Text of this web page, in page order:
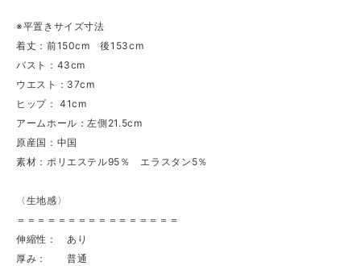
※平置きサイズ寸法
着丈：前150cm 後153cm
バスト：43cm
ウエスト：37cm
ヒップ： 41cm
アームホール：左側21.5cm
原産国：中国
素材：ポリエステル95％ エラスタン5％
〈生地感〉
＝＝＝＝＝＝＝＝＝＝＝＝＝＝＝＝
伸縮性： あり
厚み： 普通